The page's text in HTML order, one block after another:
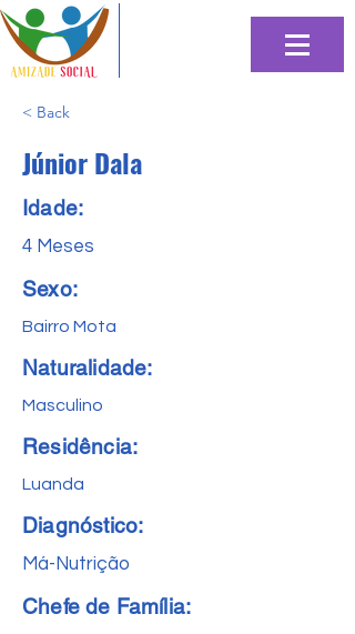
< Back
Júnior Dala
Idade:
4 Meses
Sexo:
Bairro Mota
Naturalidade:
Masculino
Residência:
Luanda
Diagnóstico:
Má-Nutrição
Chefe de Família: